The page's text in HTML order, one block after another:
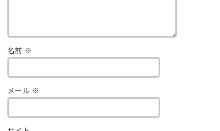
名前 ※
メール ※